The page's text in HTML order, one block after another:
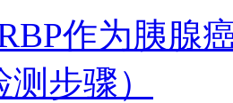
作为胰腺
步骤）